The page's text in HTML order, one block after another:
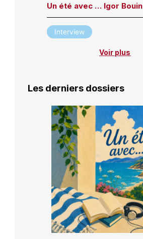
Un été avec … Igor Bouin
Interview
Voir plus
Les derniers dossiers